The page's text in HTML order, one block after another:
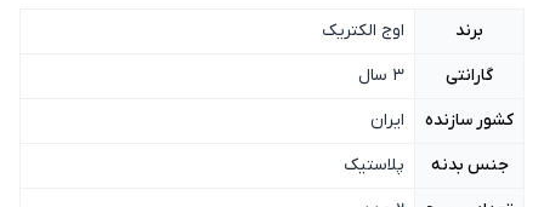
برند
اوج الکتریک
گارانتی
3 سال
کشور سازنده
ایران
جنس بدنه
پلاستیک